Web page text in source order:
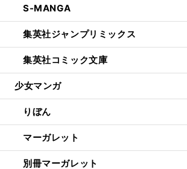
S-MANGA
集英社ジャンプリミックス
集英社コミック文庫
少女マンガ
りぼん
マーガレット
別冊マーガレット